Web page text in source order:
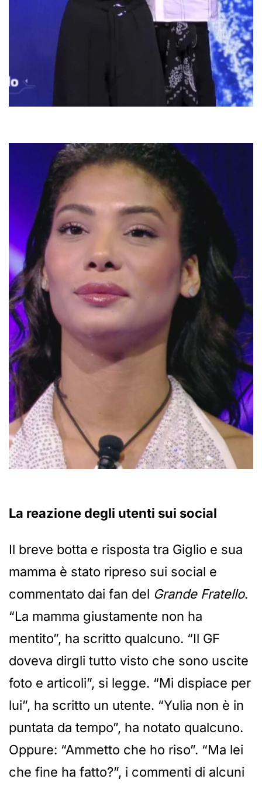
La reazione degli utenti sui social
Il breve botta e risposta tra Giglio e sua
mamma è stato ripreso sui social e
commentato dai fan del Grande Fratello.
“La mamma giustamente non ha
mentito”, ha scritto qualcuno. “Il GF
doveva dirgli tutto visto che sono uscite
foto e articoli”, si legge. “Mi dispiace per
lui”, ha scritto un utente. “Yulia non è in
puntata da tempo”, ha notato qualcuno.
Oppure: “Ammetto che ho riso”. “Ma lei
che fine ha fatto?”, i commenti di alcuni